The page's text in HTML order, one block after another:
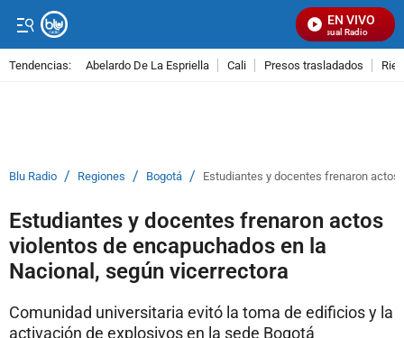
EN VIVO
Señal Visual Radio
Tendencias: Abelardo De La Espriella Cali Presos trasladados
Blu Radio / Regiones / Bogotá / Estudiantes y docentes frenaron
Estudiantes y docentes frenaron actos
violentos de encapuchados en la
Nacional, según vicerrectora
Comunidad universitaria evitó la toma de edificios y la
activación de explosivos en la sede Bogotá